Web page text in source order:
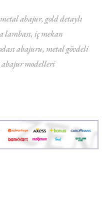
abajur gold detaylı
lambası iç mekan
abajuru metal gövdeli
abajur modelleri